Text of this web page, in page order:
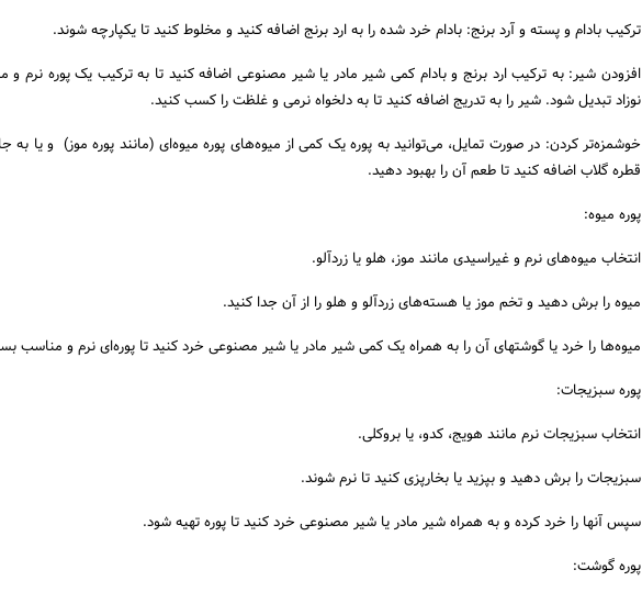
ترکیب بادام و پسته و آرد برنج: بادام خرد شده را به ارد برنج اضافه کنید و مخلوط کنید تا یکپارچه شوند.
افزودن شیر: به ترکیب ارد برنج و بادام کمی شیر مادر یا شیر مصنوعی اضافه کنید تا به ترکیب یک پوره نرم و
نوزاد تبدیل شود. شیر را به تدریج اضافه کنید تا به دلخواه نرمی و غلظت را کسب کنید.
خوشمزه‌تر کردن: در صورت تمایل، می‌توانید به پوره یک کمی از میوه‌های پوره میوه‌ای (مانند پوره موز) و یا
قطره گلاب اضافه کنید تا طعم آن را بهبود دهید.
پوره میوه:
انتخاب میوه‌های نرم و غیراسیدی مانند موز، هلو یا زردآلو.
میوه را برش دهید و تخم موز یا هسته‌های زردآلو و هلو را از آن جدا کنید.
میوه‌ها را خرد یا گوشتهای آن را به همراه یک کمی شیر مادر یا شیر مصنوعی خرد کنید تا پوره‌ای نرم و مناسب
پوره سبزیجات:
انتخاب سبزیجات نرم مانند هویج، کدو، یا بروکلی.
سبزیجات را برش دهید و بپزید یا بخارپزی کنید تا نرم شوند.
سپس آنها را خرد کرده و به همراه شیر مادر یا شیر مصنوعی خرد کنید تا پوره تهیه شود.
پوره گوشت: